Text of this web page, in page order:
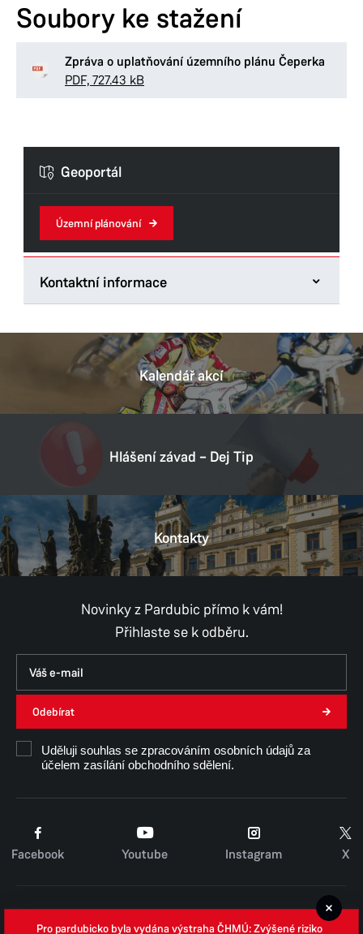
Soubory ke stažení
Zpráva o uplatňování územního plánu Čeperka
PDF, 727.43 kB
Geoportál
Územní plánování
Kontaktní informace
Štrossova 44
53021 Pardubice
E-mail: kamila.zarubova@mmp.cz
00274046
Provozní doba
Pondělí
8:00–11:00, 12:00–17:00
8:00–11:00, 12:00–17:00
8:00–11:00, 12:00–15:30
Pátek 8:00–11:00, 12:00–14:30
Kalendář akcí
Hlášení závad – Dej Tip
Kontakty
Novinky z Pardubic přímo k vám!
Přihlaste se k odběru.
Odebírat
Uděluji souhlas se zpracováním osobních údajů za
účelem zasílání obchodního sdělení.
Facebook Youtube Instagram X
Pro pardubicko byla vydána výstraha ČHMÚ: Zvýšené riziko